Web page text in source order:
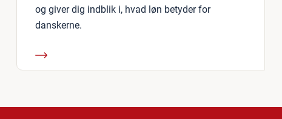
og giver dig indblik i, hvad løn betyder for
danskerne.